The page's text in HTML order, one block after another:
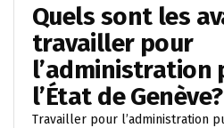
Quels sont les
travailler pour
l’administration
l’État de Genève?
Travailler pour l’administration